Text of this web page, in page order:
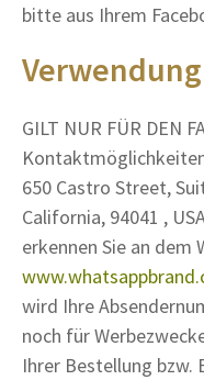
bitte aus Ihrem
GILT NUR FÜR DEN
650 Castro Street,
California, 94041 ,
erkennen Sie an dem
wird Ihre
noch für
Ihrer Bestellung bzw.